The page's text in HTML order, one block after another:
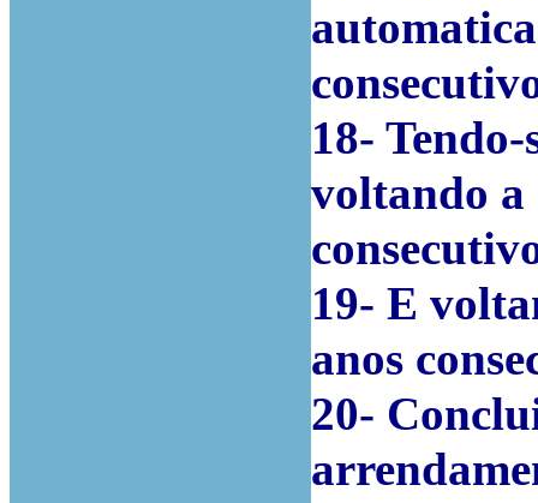
18-
voltando a
19- E
anos
20-